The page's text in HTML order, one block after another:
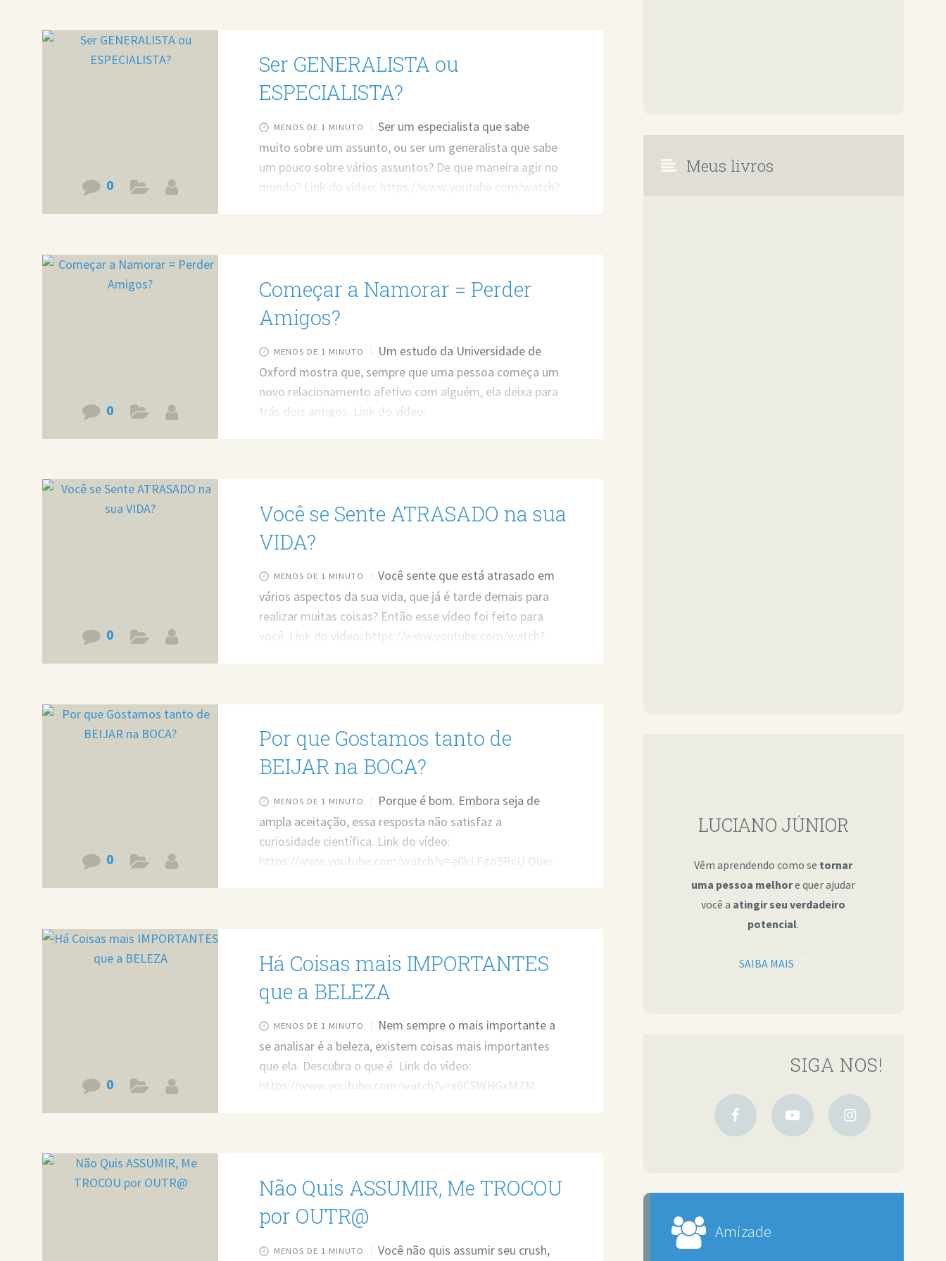
0
Ser GENERALISTA ou
ESPECIALISTA?
MENOS DE 1 MINUTO
Ser um especialista que sabe
muito sobre um assunto, ou ser um generalista que sabe
um pouco sobre vários assuntos? De que maneira agir no
mundo? Link do vídeo: https://www.youtube.com/watch?
0
Começar a Namorar = Perder
Amigos?
MENOS DE 1 MINUTO
Um estudo da Universidade de
Oxford mostra que, sempre que uma pessoa começa um
novo relacionamento afetivo com alguém, ela deixa para
trás dois amigos. Link do vídeo:
0
Você se Sente ATRASADO na sua
VIDA?
MENOS DE 1 MINUTO
Você sente que está atrasado em
vários aspectos da sua vida, que já é tarde demais para
realizar muitas coisas? Então esse vídeo foi feito para
você. Link do vídeo: https://www.youtube.com/watch?
0
Por que Gostamos tanto de
BEIJAR na BOCA?
MENOS DE 1 MINUTO
Porque é bom. Embora seja de
ampla aceitação, essa resposta não satisfaz a
curiosidade científica. Link do vídeo:
https://www.youtube.com/watch?v=e6kLFgo5RcU Quer
0
Há Coisas mais IMPORTANTES
que a BELEZA
MENOS DE 1 MINUTO
Nem sempre o mais importante a
se analisar é a beleza, existem coisas mais importantes
que ela. Descubra o que é. Link do vídeo:
https://www.youtube.com/watch?v=x6CSWHGxMZM
Não Quis ASSUMIR, Me TROCOU
por OUTR@
MENOS DE 1 MINUTO
Você não quis assumir seu crush,
Meus livros
LUCIANO JÚNIOR
Vêm aprendendo como se tornar
uma pessoa melhore quer ajudar
você a atingir seu verdadeiro
potencial.
SAIBA MAIS
SIGA NOS!
Amizade